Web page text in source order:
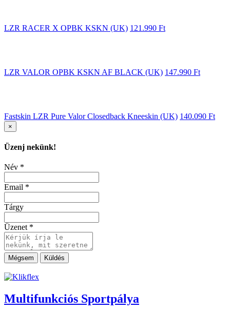
LZR RACER X OPBK KSKN (UK) 121.990 Ft
LZR VALOR OPBK KSKN AF BLACK (UK) 147.990 Ft
Fastskin LZR Pure Valor Closedback Kneeskin (UK) 140.090 Ft
×
Üzenj nekünk!
Név *
Email *
Tárgy
Üzenet *
Mégsem
Multifunkciós Sportpálya